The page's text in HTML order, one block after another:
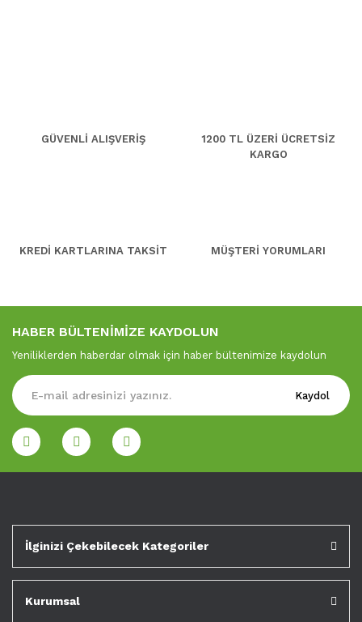
GÜVENLİ ALIŞVERİŞ
1200 TL ÜZERİ ÜCRETSİZ
KARGO
KREDİ KARTLARINA TAKSİT MÜŞTERİ YORUMLARI
HABER BÜLTENİMİZE KAYDOLUN
Yeniliklerden haberdar olmak için haber bültenimize kaydolun
Kaydol
İlginizi Çekebilecek Kategoriler
Kurumsal